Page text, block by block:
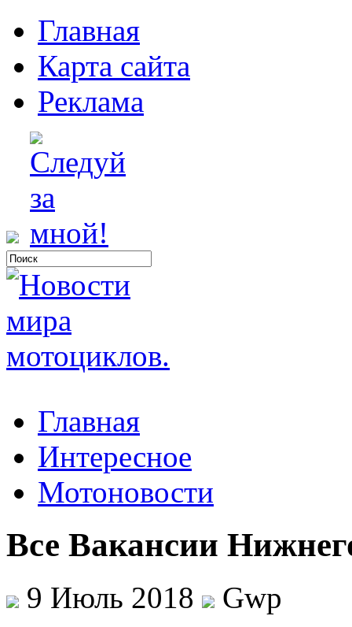
Главная
Карта сайта
Реклама
Главная
Интересное
Мотоновости
Все Вакансии
9 Июль 2018
Gwp